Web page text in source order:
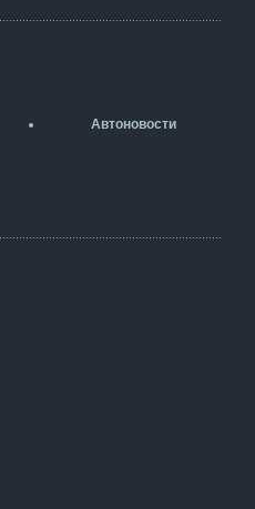
разболтовка 5х114.3 спокойно
А здесь уже кладбищенская тишина...
Автоновости